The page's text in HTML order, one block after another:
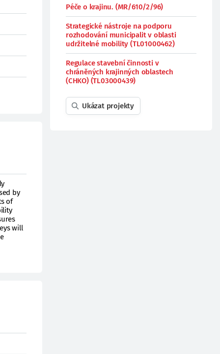
by
of
will
Péče o krajinu. (MR/610/2/96)
Strategické nástroje na podporu
rozhodování municipalit v oblasti
udržitelné mobility (TL01000462)
Regulace stavební činnosti v
chráněných krajinných oblastech
(CHKO) (TL03000439)
Ukázat projekty